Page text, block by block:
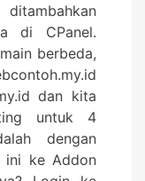
di CPanel.
berbeda,
dan kita
untuk 4
dengan
ini ke Addon